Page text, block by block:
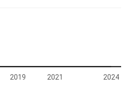
2019 2021 2024